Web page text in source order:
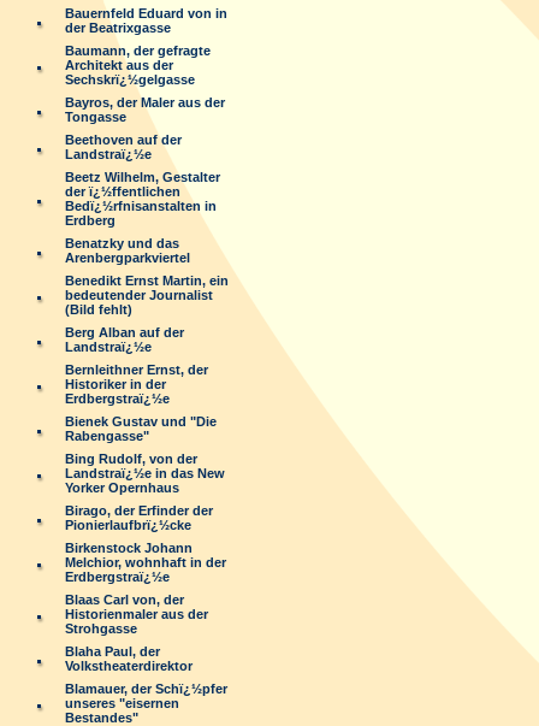
Bauernfeld Eduard von in
der Beatrixgasse
Baumann, der gefragte
Architekt aus der
Sechskrï¿½gelgasse
Bayros, der Maler aus der
Tongasse
Beethoven auf der
Landstraï¿½e
Beetz Wilhelm, Gestalter
der ï¿½ffentlichen
Bedï¿½rfnisanstalten in
Erdberg
Benatzky und das
Arenbergparkviertel
Benedikt Ernst Martin, ein
bedeutender Journalist
(Bild fehlt)
Berg Alban auf der
Landstraï¿½e
Bernleithner Ernst, der
Historiker in der
Erdbergstraï¿½e
Bienek Gustav und "Die
Rabengasse"
Bing Rudolf, von der
Landstraï¿½e in das New
Yorker Opernhaus
Birago, der Erfinder der
Pionierlaufbrï¿½cke
Birkenstock Johann
Melchior, wohnhaft in der
Erdbergstraï¿½e
Blaas Carl von, der
Historienmaler aus der
Strohgasse
Blaha Paul, der
Volkstheaterdirektor
Blamauer, der Schï¿½pfer
unseres "eisernen
Bestandes"